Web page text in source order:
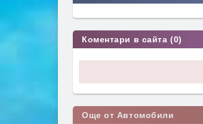
Коментари в сайта (0)
Още от Автомобили